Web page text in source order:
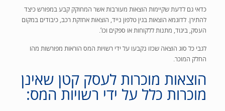
כדאי גם לדעת שקיימות הוצאות מעורבות אשר המחוקק קבע במפורש כיצד
להתירן. לדוגמא הוצאות בגין טלפון נייד, הוצאות אחזקת רכב, כיבודים במקום
העסק, ביגוד, מתנות ללקוחות או ספקים וכו’.
לגבי כל סוג הוצאה שכזו נקבעו על ידי רשויות המס הוראות מפורשות מהו
החלק המוכר.
הוצאות מוכרות לעסק קטן שאינן
מוכרות כלל על ידי רשויות המס: